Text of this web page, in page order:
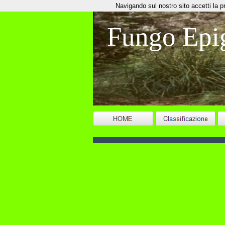
Fungo
Navigando sul nostro sito accetti la